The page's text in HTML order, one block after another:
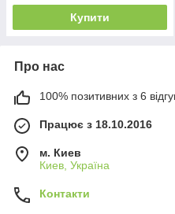
Купити
Про нас
100% позитивних з 6
Працює з 18.10.2016
м. Киев
Киев, Україна
Контакти